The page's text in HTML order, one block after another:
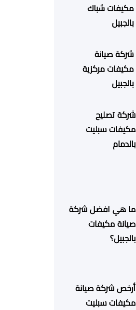
مكيفات شباك
بالجبيل
شركة صيانة
مكيفات مركزية
بالجبيل
شركة تصليح
مكيفات سبليت
بالدمام
ما هي افضل شركة
صيانة مكيفات
بالجبيل؟
أرخص شركة صيانة
مكيفات سبليت